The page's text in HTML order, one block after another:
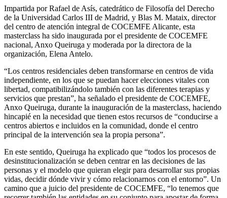
Impartida por Rafael de Asís, catedrático de Filosofía del Derecho
de la Universidad Carlos III de Madrid, y Blas M. Mataix, director
del centro de atención integral de COCEMFE Alicante, esta
masterclass ha sido inaugurada por el presidente de COCEMFE
nacional, Anxo Queiruga y moderada por la directora de la
organización, Elena Antelo.
“Los centros residenciales deben transformarse en centros de vida
independiente, en los que se puedan hacer elecciones vitales con
libertad, compatibilizándolo también con las diferentes terapias y
servicios que prestan”, ha señalado el presidente de COCEMFE,
Anxo Queiruga, durante la inauguración de la masterclass, haciendo
hincapié en la necesidad que tienen estos recursos de “conducirse a
centros abiertos e incluidos en la comunidad, donde el centro
principal de la intervención sea la propia persona”.
En este sentido, Queiruga ha explicado que “todos los procesos de
desinstitucionalización se deben centrar en las decisiones de las
personas y el modelo que quieran elegir para desarrollar sus propias
vidas, decidir dónde vivir y cómo relacionarnos con el entorno”. Un
camino que a juicio del presidente de COCEMFE, “lo tenemos que